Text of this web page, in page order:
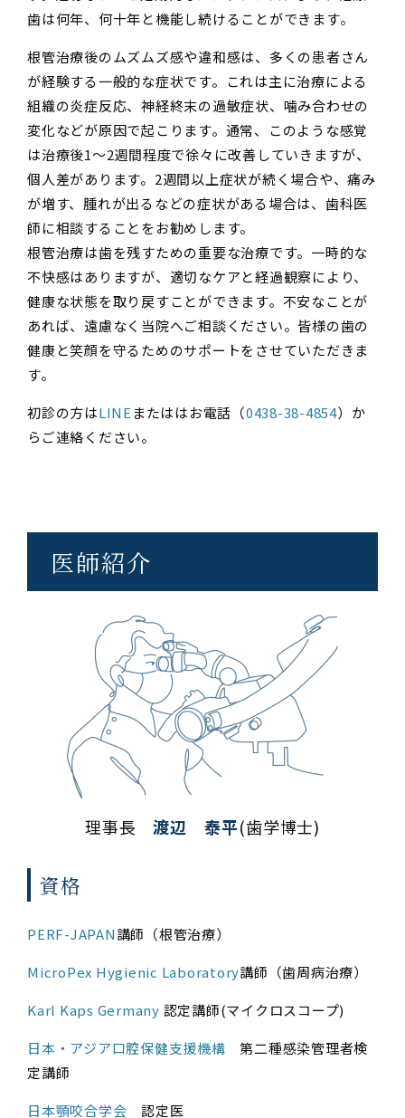
歯は何年、何十年と機能し続けることができます。
根管治療後のムズムズ感や違和感は、多くの患者さん
が経験する一般的な症状です。これは主に治療による
組織の炎症反応、神経終末の過敏症状、噛み合わせの
変化などが原因で起こります。通常、このような感覚
は治療後1〜2週間程度で徐々に改善していきますが、
個人差があります。2週間以上症状が続く場合や、痛み
が増す、腫れが出るなどの症状がある場合は、歯科医
師に相談することをお勧めします。
根管治療は歯を残すための重要な治療です。一時的な
不快感はありますが、適切なケアと経過観察により、
健康な状態を取り戻すことができます。不安なことが
あれば、遠慮なく当院へご相談ください。皆様の歯の
健康と笑顔を守るためのサポートをさせていただきま
す。
初診の方はLINEまたははお電話（0438-38-4854）か
らご連絡ください。
医師紹介
理事長 渡辺 泰平(歯学博士)
資格
PERF-JAPAN講師（根管治療）
MicroPe​x Hygienic Laboratory講師（歯周病治療）
Karl Kaps Germany 認定講師(マイクロスコープ)
日本・アジア口腔保健支援機構 第二種感染管理者検
定講師
日本顎咬合学会 認定医